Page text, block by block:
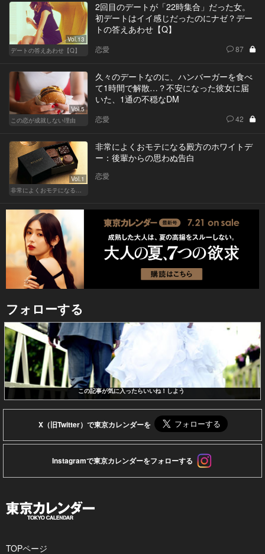
Vol.13
デートの答えあわせ【Q】
2回目のデートが「22時集合」だった女。
初デートはイイ感じだったのにナゼ？デー
トの答えあわせ【Q】
恋愛 87
Vol.5
この恋が成就しない理由
久々のデートなのに、ハンバーガーを食べ
て1時間で解散…？不安になった彼女に届
いた、1通の不穏なDM
恋愛 42
Vol.1
非常によくおモテになる殿方のホワイトデー
非常によくおモテになる殿方のホワイトデ
ー：後輩からの思わぬ告白
恋愛
フォローする
この記事が気に入ったらいいね！しよう
X（旧Twitter）で東京カレンダーを
Instagramで東京カレンダーをフォローする
TOPページ